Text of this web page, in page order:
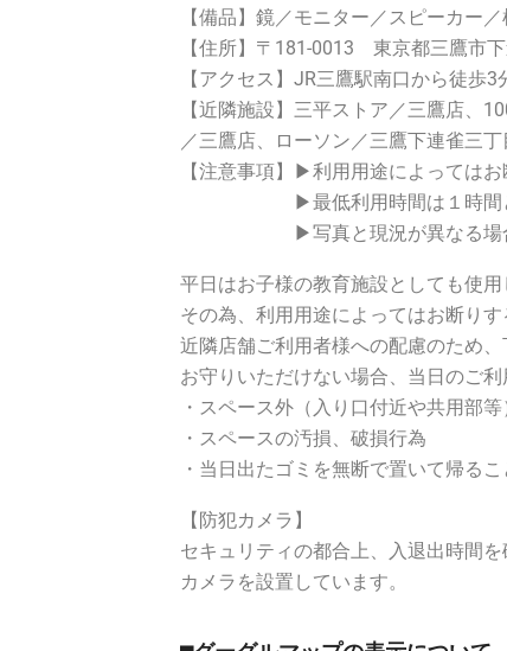
【備品】鏡／モニター／スピーカー
【住所】〒181-0013 東京都三鷹市
【アクセス】JR三鷹駅南口から徒歩3
【近隣施設】三平ストア／三鷹店、
／三鷹店、ローソン／三鷹下連雀三
【注意事項】▶利用用途によってはお
▶最低利用時間は１時間と
▶写真と現況が異なる場合は
平日はお子様の教育施設としても使用
その為、利用用途によってはお断り
近隣店舗ご利用者様への配慮のため、
お守りいただけない場合、当日のご
・スペース外（入り口付近や共用部
・スペースの汚損、破損行為
・当日出たゴミを無断で置いて帰るこ
【防犯カメラ】
セキュリティの都合上、入退出時間
カメラを設置しています。